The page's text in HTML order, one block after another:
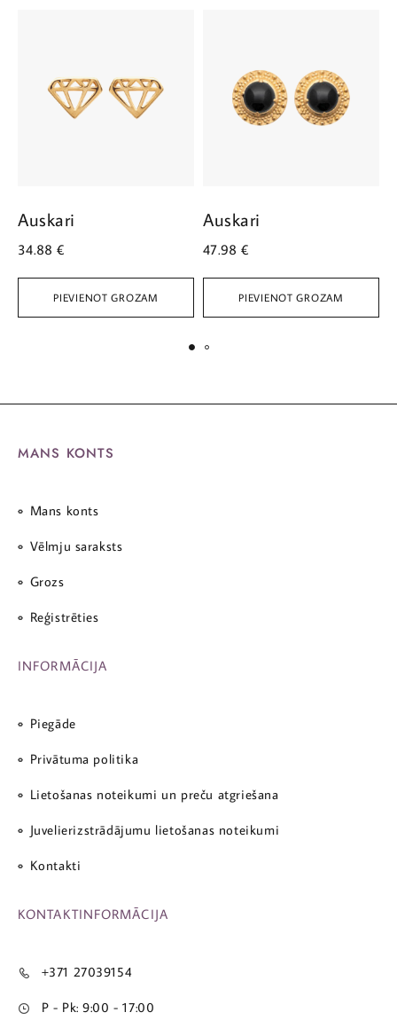
PIEVIENOT GROZAM
Auskari
34.88 €
PIEVIENOT GROZAM
Auskari
47.98 €
MANS KONTS
Mans konts
Vēlmju saraksts
Grozs
Reģistrēties
INFORMĀCIJA
Piegāde
Privātuma politika
Lietošanas noteikumi un preču atgriešana
Juvelierizstrādājumu lietošanas noteikumi
Kontakti
KONTAKTINFORMĀCIJA
+371 27039154
P - Pk: 9:00 - 17:00